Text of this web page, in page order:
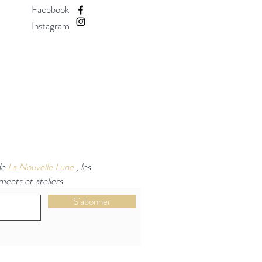
Facebook
Instagram
La Nouvelle Lune, les
et ateliers
S'abonner